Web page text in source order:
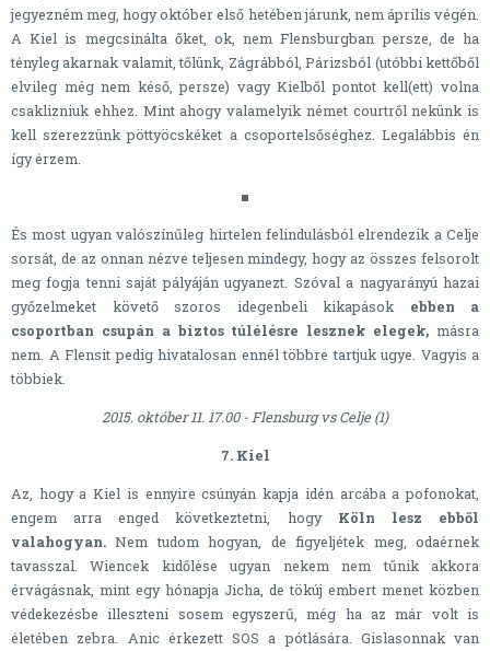
jegyezném meg, hogy október első hetében járunk, nem április végén.
A Kiel is megcsinálta őket, ok, nem Flensburgban persze, de ha
tényleg akarnak valamit, tőlünk, Zágrábból, Párizsból (utóbbi kettőből
elvileg még nem késő, persze) vagy Kielből pontot kell(ett) volna
csaklizniuk ehhez. Mint ahogy valamelyik német courtről nekünk is
kell szerezzünk pöttyöcskéket a csoportelsőséghez. Legalábbis én
így érzem.
És most ugyan valószínűleg hirtelen felindulásból elrendezik a Celje
sorsát, de az onnan nézve teljesen mindegy, hogy az összes felsorolt
meg fogja tenni saját pályáján ugyanezt. Szóval a nagyarányú hazai
győzelmeket követő szoros idegenbeli kikapások ebben a
csoportban csupán a biztos túlélésre lesznek elegek, másra
nem. A Flensit pedig hivatalosan ennél többre tartjuk ugye. Vagyis a
többiek.
2015. október 11. 17.00 - Flensburg vs Celje (1)
7. Kiel
Az, hogy a Kiel is ennyire csúnyán kapja idén arcába a pofonokat,
engem arra enged következtetni, hogy Köln lesz ebből
valahogyan. Nem tudom hogyan, de figyeljétek meg, odaérnek
tavasszal. Wiencek kidőlése ugyan nekem nem tűnik akkora
érvágásnak, mint egy hónapja Jicha, de tökúj embert menet közben
védekezésbe illeszteni sosem egyszerű, még ha az már volt is
életében zebra. Anic érkezett SOS a pótlására. Gislasonnak van